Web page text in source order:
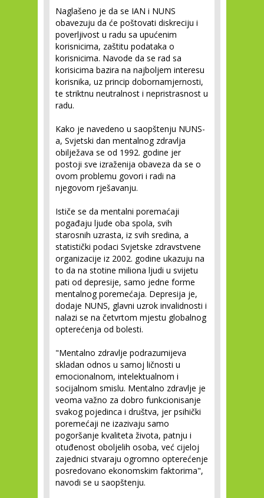
Naglašeno je da se IAN i NUNS
obavezuju da će poštovati diskreciju i
poverljivost u radu sa upućenim
korisnicima, zaštitu podataka o
korisnicima. Navode da se rad sa
korisicima bazira na najboljem interesu
korisnika, uz princip dobornamjernosti,
te striktnu neutralnost i nepristrasnost u
radu.
Kako je navedeno u saopštenju NUNS-
a, Svjetski dan mentalnog zdravlja
obilježava se od 1992. godine jer
postoji sve izraženija obaveza da se o
ovom problemu govori i radi na
njegovom rješavanju.
Ističe se da mentalni poremaćaji
pogađaju ljude oba spola, svih
starosnih uzrasta, iz svih sredina, a
statistički podaci Svjetske zdravstvene
organizacije iz 2002. godine ukazuju na
to da na stotine miliona ljudi u svijetu
pati od depresije, samo jedne forme
mentalnog poremećaja. Depresija je,
dodaje NUNS, glavni uzrok invalidnosti i
nalazi se na četvrtom mjestu globalnog
opterećenja od bolesti.
"Mentalno zdravlje podrazumijeva
skladan odnos u samoj ličnosti u
emocionalnom, intelektualnom i
socijalnom smislu. Mentalno zdravlje je
veoma važno za dobro funkcionisanje
svakog pojedinca i društva, jer psihički
poremećaji ne izazivaju samo
pogoršanje kvaliteta života, patnju i
otuđenost oboljelih osoba, već cijeloj
zajednici stvaraju ogromno opterećenje
posredovano ekonomskim faktorima",
navodi se u saopštenju.